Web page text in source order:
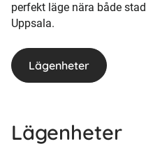
perfekt läge nära både
Uppsala.
Lägenheter
Lägenheter